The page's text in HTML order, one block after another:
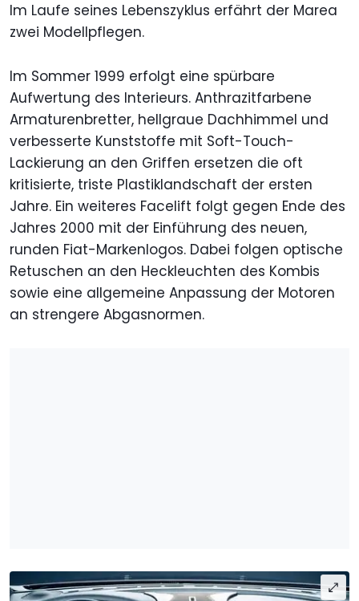
Im Laufe seines Lebenszyklus erfährt der Marea
zwei Modellpflegen.
Im Sommer 1999 erfolgt eine spürbare
Aufwertung des Interieurs. Anthrazitfarbene
Armaturenbretter, hellgraue Dachhimmel und
verbesserte Kunststoffe mit Soft-Touch-
Lackierung an den Griffen ersetzen die oft
kritisierte, triste Plastiklandschaft der ersten
Jahre. Ein weiteres Facelift folgt gegen Ende des
Jahres 2000 mit der Einführung des neuen,
runden Fiat-Markenlogos. Dabei folgen optische
Retuschen an den Heckleuchten des Kombis
sowie eine allgemeine Anpassung der Motoren
an strengere Abgasnormen.